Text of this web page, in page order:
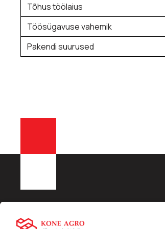
Tõhus töölaius
Töösügavuse vahemik
Pakendi suurused